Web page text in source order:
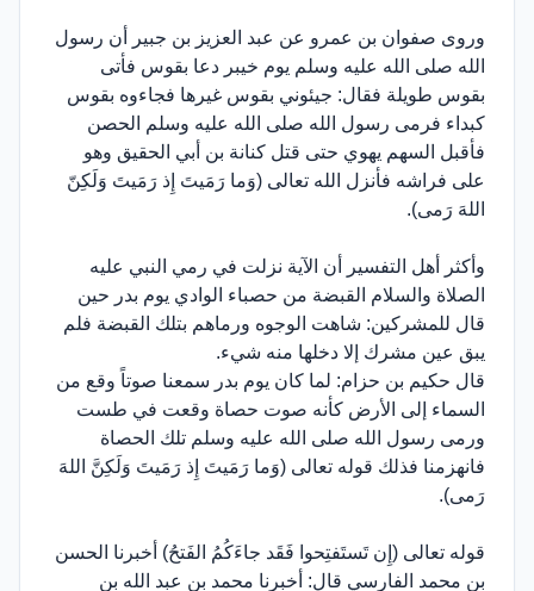
وروى صفوان بن عمرو عن عبد العزيز بن جبير أن رسول
الله صلى الله عليه وسلم يوم خيبر دعا بقوس فأتى
بقوس طويلة فقال: جيئوني بقوس غيرها فجاءوه بقوس
كبداء فرمى رسول الله صلى الله عليه وسلم الحصن
فأقبل السهم يهوي حتى قتل كنانة بن أبي الحقيق وهو
على فراشه فأنزل الله تعالى (وَما رَمَيتَ إِذ رَمَيتَ وَلَكِنّ
اللهَ رَمى).
وأكثر أهل التفسير أن الآية نزلت في رمي النبي عليه
الصلاة والسلام القبضة من حصباء الوادي يوم بدر حين
قال للمشركين: شاهت الوجوه ورماهم بتلك القبضة فلم
يبق عين مشرك إلا دخلها منه شيء.
قال حكيم بن حزام: لما كان يوم بدر سمعنا صوتاً وقع من
السماء إلى الأرض كأنه صوت حصاة وقعت في طست
ورمى رسول الله صلى الله عليه وسلم تلك الحصاة
فانهزمنا فذلك قوله تعالى (وَما رَمَيتَ إِذ رَمَيتَ وَلَكِنَّ اللهَ
رَمى).
قوله تعالى (إِن تَستَفتِحوا فَقَد جاءَكُمُ الفَتحُ) أخبرنا الحسن
بن محمد الفارسي قال: أخبرنا محمد بن عبد الله بن